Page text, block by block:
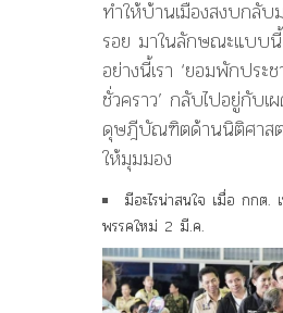
ทำให้บ้านเมืองสงบกลับม
รอย มาในลักษณะแบบ
อย่างนี้เรา ‘ยอมพักประช
ชั่วคราว’ กลับไปอยู่กับเ
ดุษฎีบัณฑิตด้านนิติศาสต
ให้มุมมอง
มีอะไรน่าสนใจ เมื่อ กกต.
พรรคใหม่ 2 มี.ค.